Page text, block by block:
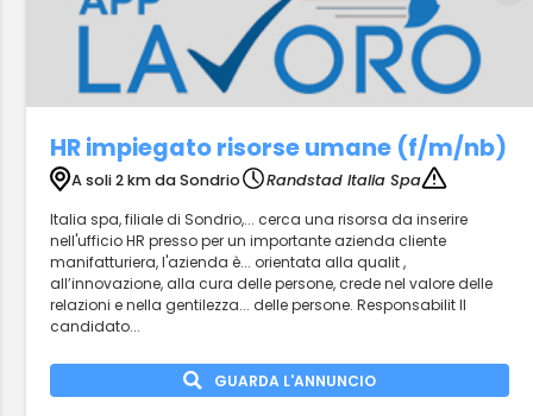
HR impiegato risorse umane (f/m/nb)
A soli 2 km da Sondrio
Randstad Italia Spa
Italia spa, filiale di Sondrio,... cerca una risorsa da inserire
nell'ufficio HR presso per un importante azienda cliente
manifatturiera, l'azienda è... orientata alla qualit ,
all’innovazione, alla cura delle persone, crede nel valore delle
relazioni e nella gentilezza... delle persone. Responsabilit Il
candidato...
GUARDA L'ANNUNCIO